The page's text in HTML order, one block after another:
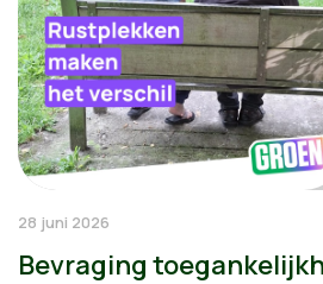
28 juni 2026
Bevraging